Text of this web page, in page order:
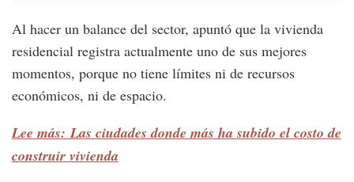
Al hacer un balance del sector, apuntó que la vivienda
residencial registra actualmente uno de sus mejores
momentos, porque no tiene límites ni de recursos
económicos, ni de espacio.
Lee más: Las ciudades donde más ha subido el costo de
construir vivienda